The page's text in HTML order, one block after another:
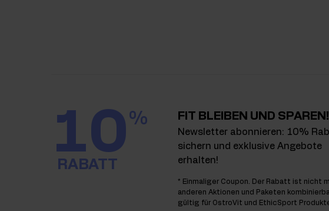
10%
RABATT
FIT BLEIBEN UND SPAREN!
Newsletter abonnieren: 10%
sichern und exklusive Angebote
erhalten!
* Einmaliger Coupon. Der Rabatt ist nicht
anderen Aktionen und Paketen
gültig für OstroVit und EthicSport